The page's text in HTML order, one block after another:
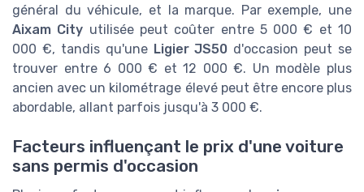
général du véhicule, et la marque. Par exemple, une
Aixam City utilisée peut coûter entre 5 000 € et 10
000 €, tandis qu'une Ligier JS50 d'occasion peut se
trouver entre 6 000 € et 12 000 €. Un modèle plus
ancien avec un kilométrage élevé peut être encore plus
abordable, allant parfois jusqu'à 3 000 €.
Facteurs influençant le prix d'une voiture
sans permis d'occasion